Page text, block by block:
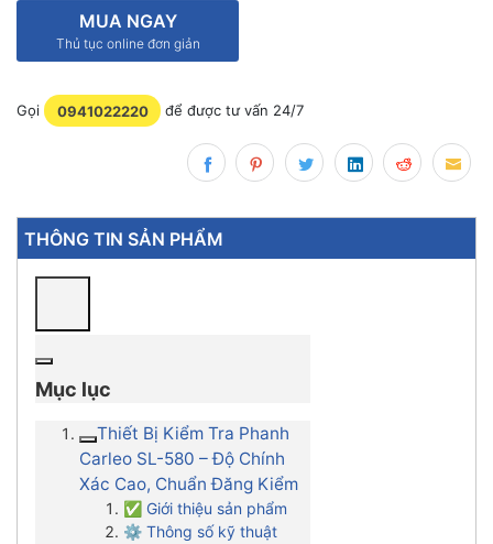
MUA NGAY
Thủ tục online đơn giản
Gọi 0941022220 để được tư vấn 24/7
THÔNG TIN SẢN PHẨM
Mục lục
Thiết Bị Kiểm Tra Phanh
Carleo SL-580 – Độ Chính
Xác Cao, Chuẩn Đăng Kiểm
✅ Giới thiệu sản phẩm
⚙️ Thông số kỹ thuật